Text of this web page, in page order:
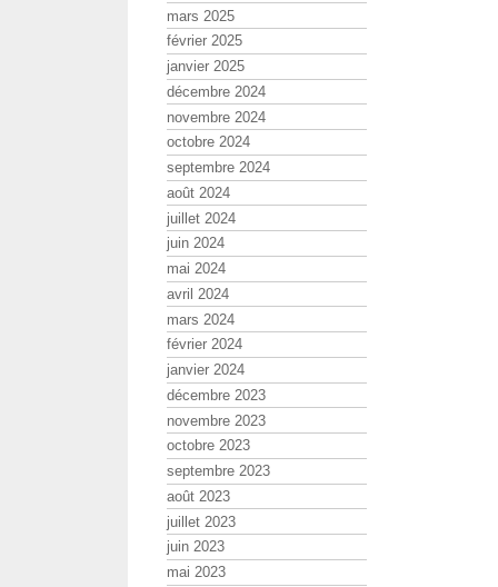
mars 2025
février 2025
janvier 2025
décembre 2024
novembre 2024
octobre 2024
septembre 2024
août 2024
juillet 2024
juin 2024
mai 2024
avril 2024
mars 2024
février 2024
janvier 2024
décembre 2023
novembre 2023
octobre 2023
septembre 2023
août 2023
juillet 2023
juin 2023
mai 2023